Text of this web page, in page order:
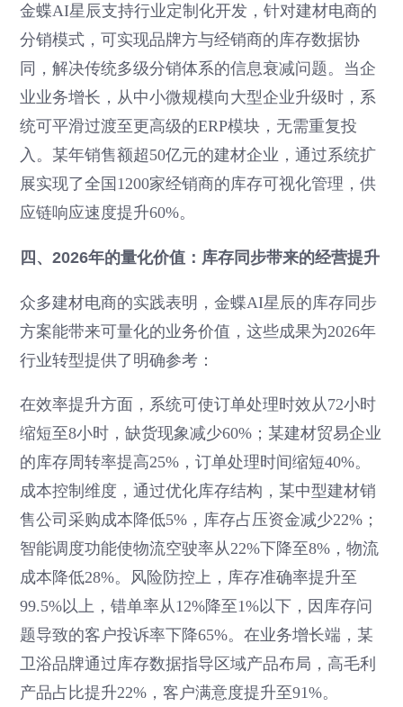
金蝶AI星辰支持行业定制化开发，针对建材电商的
分销模式，可实现品牌方与经销商的库存数据协
同，解决传统多级分销体系的信息衰减问题。当企
业业务增长，从中小微规模向大型企业升级时，系
统可平滑过渡至更高级的ERP模块，无需重复投
入。某年销售额超50亿元的建材企业，通过系统扩
展实现了全国1200家经销商的库存可视化管理，供
应链响应速度提升60%。
四、2026年的量化价值：库存同步带来的经营提升
众多建材电商的实践表明，金蝶AI星辰的库存同步
方案能带来可量化的业务价值，这些成果为2026年
行业转型提供了明确参考：
在效率提升方面，系统可使订单处理时效从72小时
缩短至8小时，缺货现象减少60%；某建材贸易企业
的库存周转率提高25%，订单处理时间缩短40%。
成本控制维度，通过优化库存结构，某中型建材销
售公司采购成本降低5%，库存占压资金减少22%；
智能调度功能使物流空驶率从22%下降至8%，物流
成本降低28%。风险防控上，库存准确率提升至
99.5%以上，错单率从12%降至1%以下，因库存问
题导致的客户投诉率下降65%。在业务增长端，某
卫浴品牌通过库存数据指导区域产品布局，高毛利
产品占比提升22%，客户满意度提升至91%。